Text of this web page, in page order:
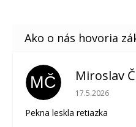
MČ Miroslav
Hodnotenie
17.5.2026
Pekna leskla retiazka